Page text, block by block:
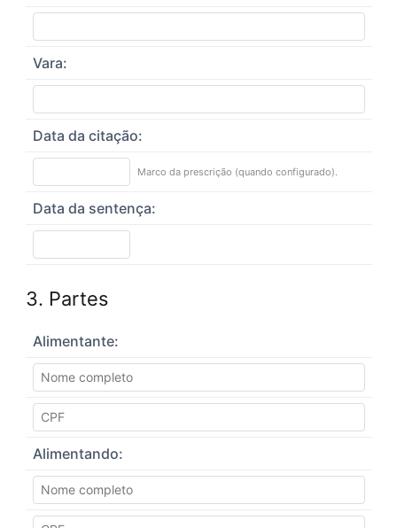
Vara:
Data da citação:
Marco da prescrição (quando configurado).
Data da sentença:
3. Partes
Alimentante:
Alimentando: